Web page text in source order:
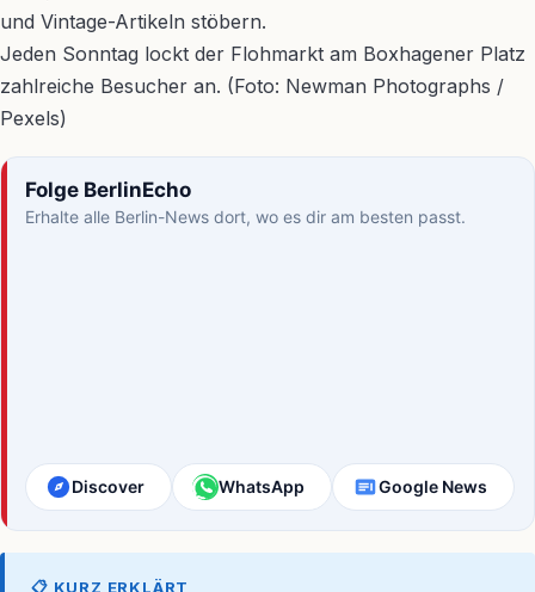
Jeden Sonntag lockt der Flohmarkt am Boxhagener Platz
zahlreiche Besucher an. (Foto: Newman Photographs /
Pexels)
Folge BerlinEcho
Erhalte alle Berlin-News dort, wo es dir am besten passt.
Discover WhatsApp Google News
📋 KURZ ERKLÄRT